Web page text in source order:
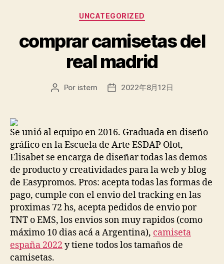
Categorías
UNCATEGORIZED
comprar camisetas del
real madrid
Autor
Por istern
Fecha2022年8月12日
Se unió al equipo en 2016. Graduada en diseño
gráfico en la Escuela de Arte ESDAP Olot,
Elisabet se encarga de diseñar todas las demos
de producto y creatividades para la web y blog
de Easypromos. Pros: acepta todas las formas de
pago, cumple con el envio del tracking en las
proximas 72 hs, acepta pedidos de envio por
TNT o EMS, los envios son muy rapidos (como
máximo 10 dias acá a Argentina), camiseta
españa 2022 y tiene todos los tamaños de
camisetas.